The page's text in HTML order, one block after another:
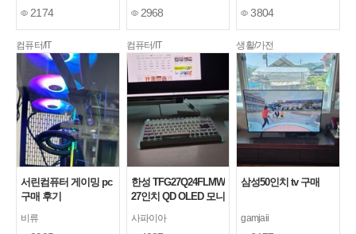
2174 2968 3804
컴퓨터/IT
서린컴퓨터 게이밍 pc
구매 후기
비류
컴퓨터/IT
한성 TFG27Q24FLMW
27인치 QD OLED 모니
사파이아
생활/가전
삼성50인치 tv 구매
gamjaii